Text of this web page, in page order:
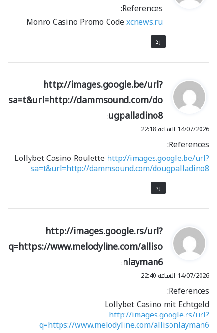
ل
References:
Monro Casino Promo Codexcnews.ru
رد
ي
و
ل
http://images.google.be/url?
sa=t&url=http://dammsound.com/do
ugpalladino8
:
14/07/2026 الساعة 22:18
References:
Lollybet Casino Roulettehttp://images.google.be/url?
sa=t&url=http://dammsound.com/dougpalladino8
رد
ي
و
ل
http://images.google.rs/url?
q=https://www.melodyline.com/alliso
nlayman6
:
14/07/2026 الساعة 22:40
References:
Lollybet Casino mit Echtgeld
http://images.google.rs/url?
q=https://www.melodyline.com/allisonlayman6